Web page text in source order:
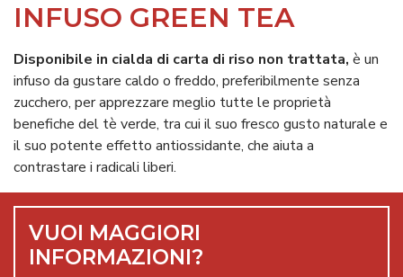
INFUSO GREEN TEA
Disponibile in cialda di carta di riso non trattata, è un
infuso da gustare caldo o freddo, preferibilmente senza
zucchero, per apprezzare meglio tutte le proprietà
benefiche del tè verde, tra cui il suo fresco gusto naturale e
il suo potente effetto antiossidante, che aiuta a
contrastare i radicali liberi.
VUOI MAGGIORI
INFORMAZIONI?